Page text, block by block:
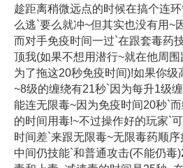
趁距离稍微远点的时候在搞个连
么逃`要么就冲~但其实也没有用~
而对手免疫时间一过`在跟套毒药
顶我(如果不想用潜行~就在他周
为了拖这20秒免疫时间)!如果你级
~8级的缠绕有21秒`因为每升1级
能连无限毒~因为免疫时间20秒`
的时间用毒!~不过操作好的玩家`
时间差`来跟无限毒~无限毒药顺
中间仍技能`和普通攻击(不能仍毒